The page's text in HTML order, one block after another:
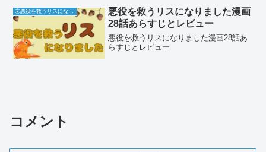
悪役を救うリスになりました漫画
28話あらすじとレビュー
悪役を救うリスになりました漫画28話あ
らすじとレビュー
コメント